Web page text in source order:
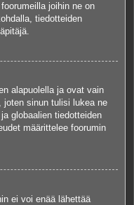
joihin ne on
tiedotteiden
alapuolella ja ovat vain
sinun tulisi lukea ne
globaalien tiedotteiden
määrittelee foorumin
ei voi enää lähettää